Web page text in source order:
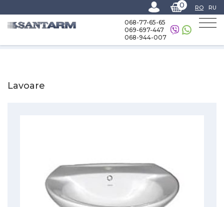
0 RO RU
068-77-65-65
069-697-447
068-944-007
Lavoare
Lavoare